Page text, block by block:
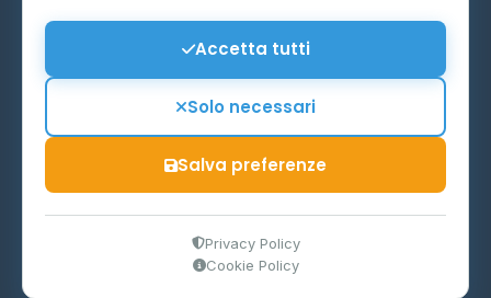
P.IVA 03859300364
Ministero delle Imprese e del Made in Italy
Accetta tutti
Solo necessari
Salva preferenze
Privacy Policy
Cookie Policy